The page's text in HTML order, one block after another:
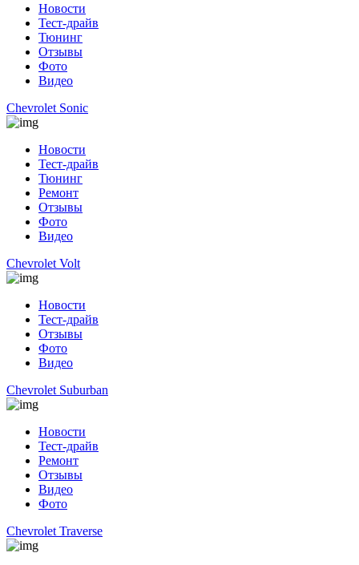
Новости
Тест-драйв
Тюнинг
Отзывы
Фото
Видео
Chevrolet Sonic
Новости
Тест-драйв
Тюнинг
Ремонт
Отзывы
Фото
Видео
Chevrolet Volt
Новости
Тест-драйв
Отзывы
Фото
Видео
Chevrolet Suburban
Новости
Тест-драйв
Ремонт
Отзывы
Видео
Фото
Chevrolet Traverse